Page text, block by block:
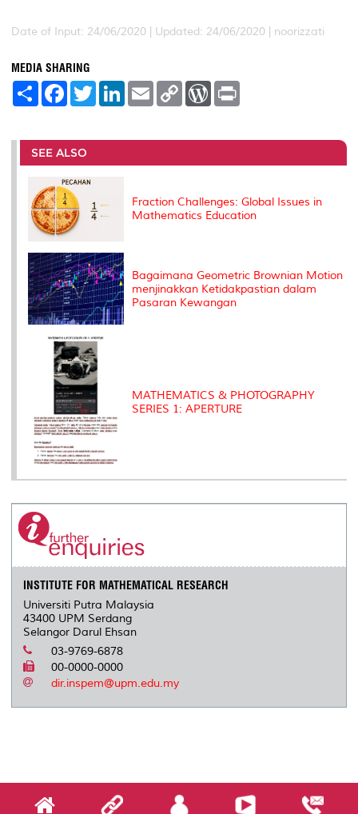
Date of Input: 24/06/2020 | Updated: 24/06/2020 | noorizzati
MEDIA SHARING
S
e
F
a
b
o
o
k
T
w
t
r
L
e
I
E
m
l
C
L
n
W
P
e
t
SEE ALSO
Fraction Challenges: Global Issues in
Mathematics Education
Bagaimana Geometric Brownian Motion
menjinakkan Ketidakpastian dalam
Pasaran Kewangan
MATHEMATICS & PHOTOGRAPHY
SERIES 1: APERTURE
INSTITUTE FOR MATHEMATICAL RESEARCH
Universiti Putra Malaysia
43400 UPM Serdang
Selangor Darul Ehsan
03-9769-6878
00-0000-0000
dir.inspem@upm.edu.my